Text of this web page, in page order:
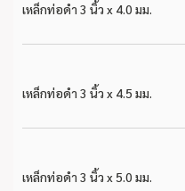
เหล็กท่อดำ 3 นิ้ว x 4.0 มม.
เหล็กท่อดำ 3 นิ้ว x 4.5 มม.
เหล็กท่อดำ 3 นิ้ว x 5.0 มม.